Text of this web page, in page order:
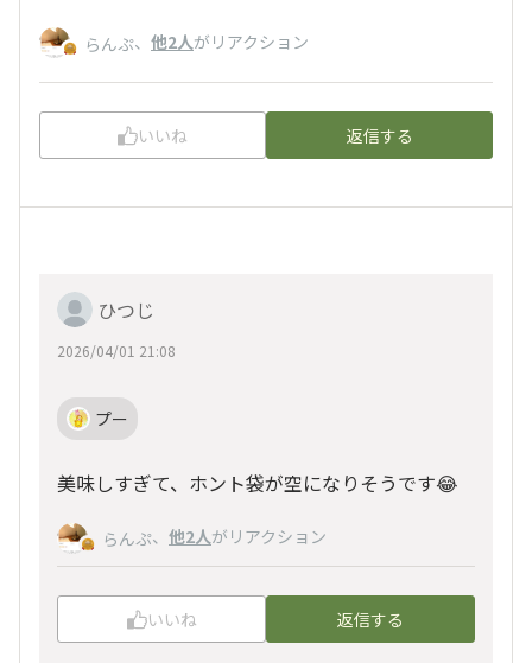
らんぷ、 他2人がリアクション
いいね 返信する
ひつじ
2026/04/01 21:08
プー
美味しすぎて、ホント袋が空になりそうです😂
らんぷ、 他2人がリアクション
いいね 返信する